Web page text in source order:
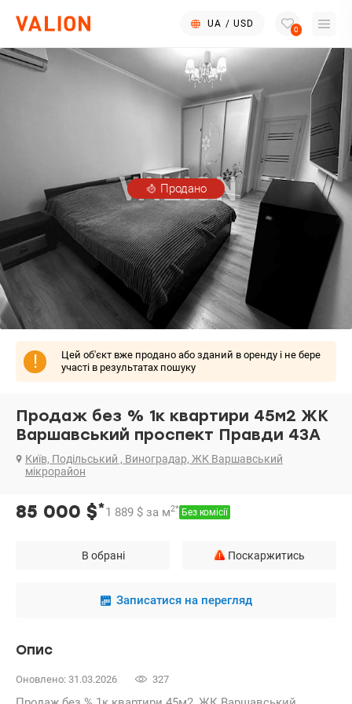
UA / USD
0
Продано
!
Цей об'єкт вже продано або зданий в оренду і не бере
участі в результатах пошуку
Продаж без % 1к квартири 45м2 ЖК
Варшавський проспект Правди 43А
Київ, Подільський , Виноградар, ЖК Варшавський
мікрорайон
85 000 $*1 889 $ за м2* Без комісії
В обрані Поскаржитись
Записатися на перегляд
Опис
Оновлено: 31.03.2026 327